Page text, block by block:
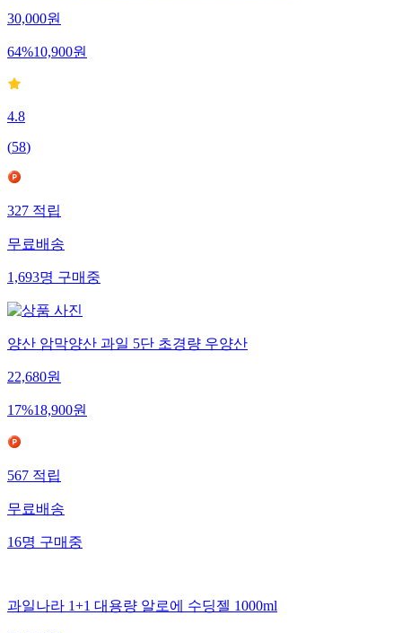
30,000원
64%10,900원
4.8
(58)
327 적립
무료배송
1,693명 구매중
양산 암막양산 과일 5단 초경량 우양산
22,680원
17%18,900원
567 적립
무료배송
16명 구매중
과일나라 1+1 대용량 알로에 수딩젤 1000ml